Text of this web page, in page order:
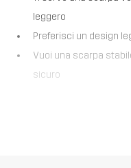
leggero
Preferisci un design
Vuoi una scarpa
sicuro
comfort ai piedi, le Daytrek